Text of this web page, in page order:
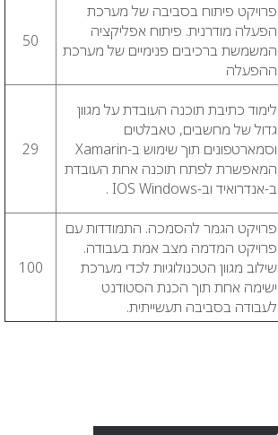
פרויקט פיתוח בסביבה של מערכת
הפעלה מודרנית. פיתוח אפליקציה
המשמשת ברכיבים פנימיים של מערכת
ההפעלה
50
לימוד כתיבת תוכנה העובדת על מגוון
גדול של מחשבים, טאבלטים
וסמארטפונים תוך שימוש ב-Xamarin
המאפשרת לפתח תוכנה אחת העובדת
ב-אנדרואיד וב-IOS Windows .
29
פרויקט הגמר להסמכה. התמודדות עם
פרויקט המדמה מצב אמת בעבודה.
שילוב מגוון הטכנולוגיות לכדי מערכת
ישימה אחת תוך הכנת הסטודנט
לעבודה בסביבה תעשייתית.
100